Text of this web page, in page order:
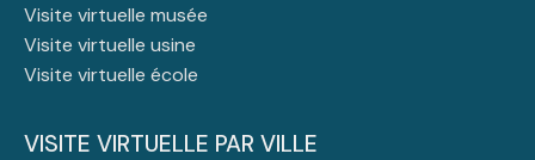
Visite virtuelle musée
Visite virtuelle usine
Visite virtuelle école
VISITE VIRTUELLE PAR VILLE